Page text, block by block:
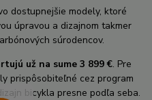
dostupnejšie modely, ktoré
úpravou a dizajnom takmer
súrodencov.
už na sume 3 899 €. Pre
prispôsobiteľné cez program
bicykla presne podľa seba.